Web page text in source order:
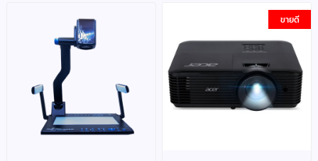
ขายดี